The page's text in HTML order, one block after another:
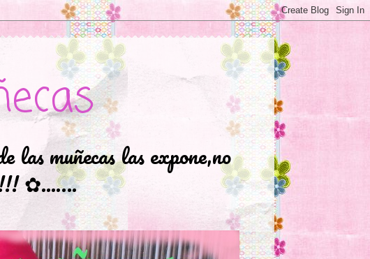
las muñecas las expone,no
✿...….